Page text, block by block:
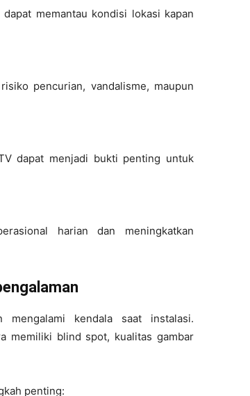
memantau kondisi lokasi kapan
pencurian, vandalisme, maupun
dapat menjadi bukti penting untuk
harian dan meningkatkan
kendala saat instalasi.
memiliki blind spot, kualitas gambar
penting: